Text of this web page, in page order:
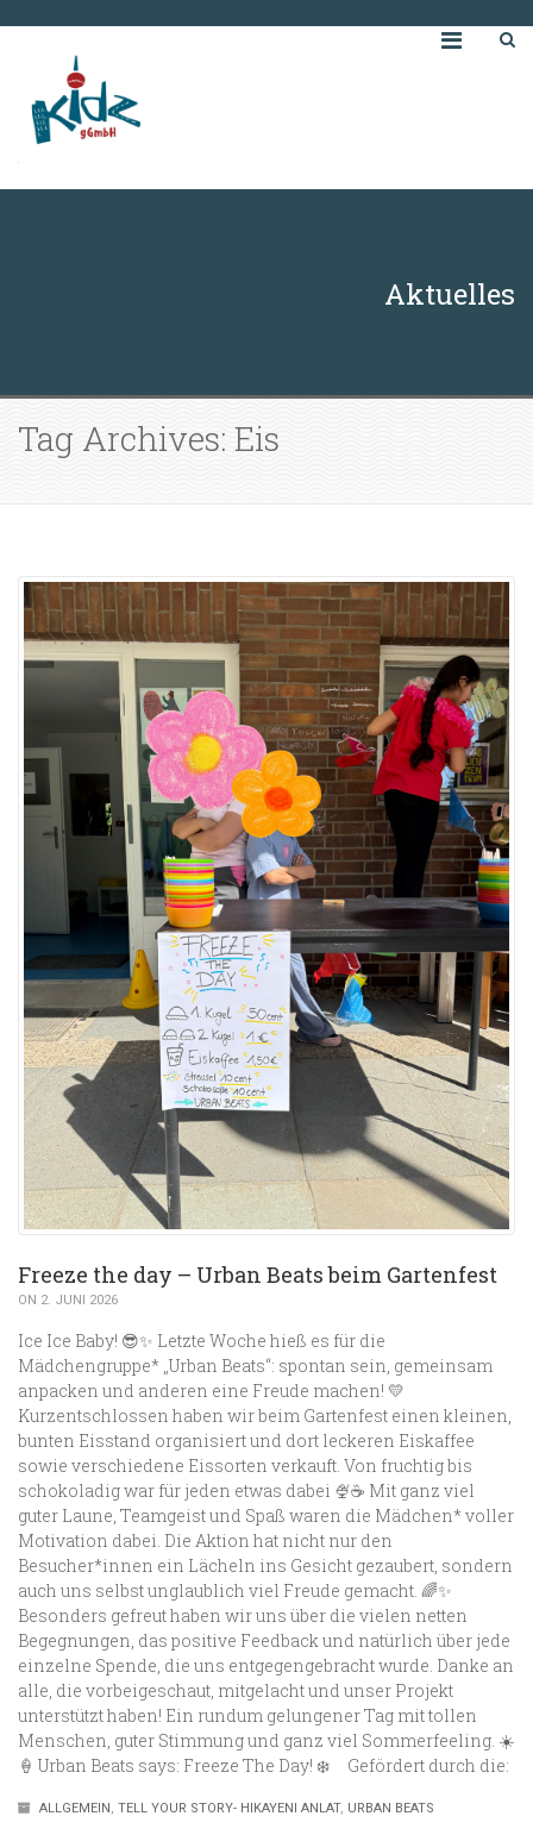
Aktuelles
Tag Archives: Eis
Freeze the day – Urban Beats beim Gartenfest
ON 2. JUNI 2026
Ice Ice Baby! 😎✨ Letzte Woche hieß es für die
Mädchengruppe* „Urban Beats“: spontan sein, gemeinsam
anpacken und anderen eine Freude machen! 💛
Kurzentschlossen haben wir beim Gartenfest einen kleinen,
bunten Eisstand organisiert und dort leckeren Eiskaffee
sowie verschiedene Eissorten verkauft. Von fruchtig bis
schokoladig war für jeden etwas dabei 🍨☕ Mit ganz viel
guter Laune, Teamgeist und Spaß waren die Mädchen* voller
Motivation dabei. Die Aktion hat nicht nur den
Besucher*innen ein Lächeln ins Gesicht gezaubert, sondern
auch uns selbst unglaublich viel Freude gemacht. 🌈✨
Besonders gefreut haben wir uns über die vielen netten
Begegnungen, das positive Feedback und natürlich über jede
einzelne Spende, die uns entgegengebracht wurde. Danke an
alle, die vorbeigeschaut, mitgelacht und unser Projekt
unterstützt haben! Ein rundum gelungener Tag mit tollen
Menschen, guter Stimmung und ganz viel Sommerfeeling. ☀️
🍦 Urban Beats says: Freeze The Day! ❄️ Gefördert durch die:
ALLGEMEIN, TELL YOUR STORY- HIKAYENI ANLAT, URBAN BEATS